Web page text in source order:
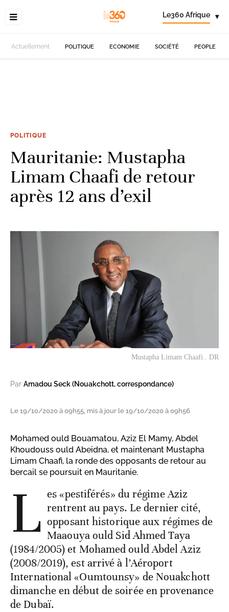
Le360 Afrique ▾
Actuellement POLITIQUE ECONOMIE SOCIÉTÉ PEOPLE
POLITIQUE
Mauritanie: Mustapha
Limam Chaafi de retour
après 12 ans d’exil
Mustapha Limam Chaafi.. DR
Par Amadou Seck (Nouakchott, correspondance)
Le 19/10/2020 à 09h55, mis à jour le 19/10/2020 à 09h56
Mohamed ould Bouamatou, Aziz El Mamy, Abdel
Khoudouss ould Abeidna, et maintenant Mustapha
Limam Chaafi, la ronde des opposants de retour au
bercail se poursuit en Mauritanie.
L es «pestiférés» du régime Aziz
rentrent au pays. Le dernier cité,
opposant historique aux régimes de
Maaouya ould Sid Ahmed Taya
(1984/2005) et Mohamed ould Abdel Aziz
(2008/2019), est arrivé à l’Aéroport
International «Oumtounsy» de Nouakchott
dimanche en début de soirée en provenance
de Dubaï.